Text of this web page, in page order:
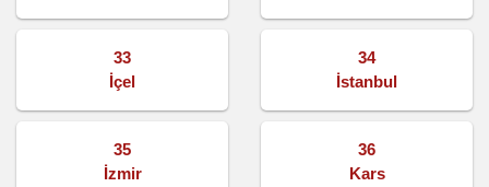
33
İçel
34
İstanbul
35
İzmir
36
Kars